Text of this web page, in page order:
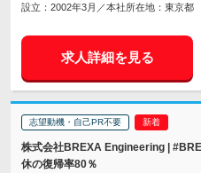
設立：2002年3月／本社所在地：東京都
求人詳細を見る
志望動機・自己PR不要
株式会社BREXA Engineering |
休の復帰率80％